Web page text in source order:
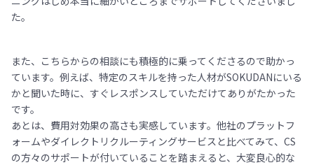
た。
また、こちらからの相談にも積極的に乗ってくださるので助かっ
ています。例えば、特定のスキルを持った人材がSOKUDANにいる
かと聞いた時に、すぐレスポンスしていただけてありがたかった
です。
あとは、費用対効果の高さも実感しています。他社のプラットフ
ォームやダイレクトリクルーティングサービスと比べてみて、CS
の方々のサポートが付いていることを踏まえると、大変良心的な